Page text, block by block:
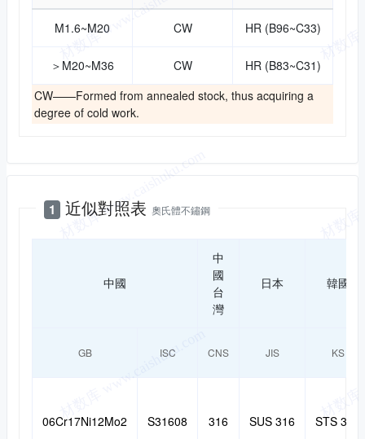
M1.6~M20 CW HR (B96~C33)
＞M20~M36 CW
HR (B83~C31)
CW——Formed from annealed stock, thus acquiring a
degree of cold work.
1 近似對照表 奧氏體不鏽鋼
中國
中
國
台
灣
日本 韓國
GB ISC CNS JIS KS
06Cr17Ni12Mo2 S31608 316 SUS 316 STS 316